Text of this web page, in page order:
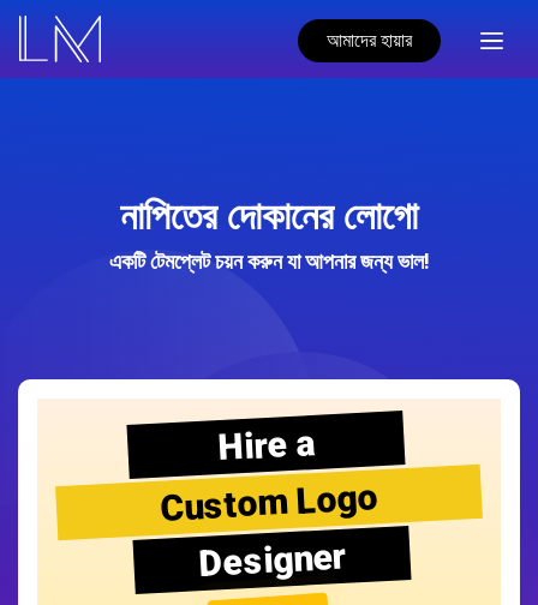
আমাদের হায়ার
নাপিতের দোকানের লোগো
একটি টেমপ্লেট চয়ন করুন যা আপনার জন্য ভাল!
Hire a
Custom Logo
Designer